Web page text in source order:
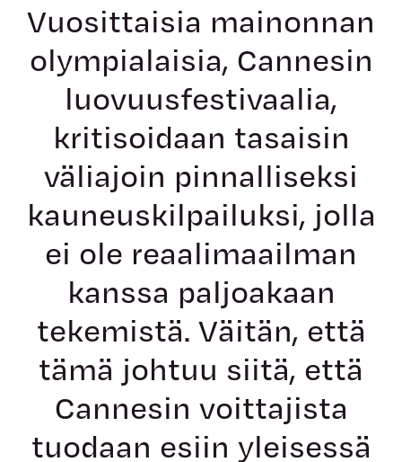
Vuosittaisia mainonnan
olympialaisia, Cannesin
luovuusfestivaalia,
kritisoidaan tasaisin
väliajoin pinnalliseksi
kauneuskilpailuksi, jolla
ei ole reaalimaailman
kanssa paljoakaan
tekemistä. Väitän, että
tämä johtuu siitä, että
Cannesin voittajista
tuodaan esiin yleisessä